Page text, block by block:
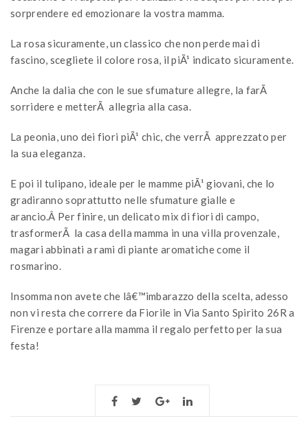
sorprendere ed emozionare la vostra mamma.
La rosa sicuramente, un classico che non perde mai di
fascino, scegliete il colore rosa, il piÃ¹ indicato sicuramente.
Anche la dalia che con le sue sfumature allegre, la farÃ
sorridere e metterÃ allegria alla casa.
La peonia, uno dei fiori piÃ¹ chic, che verrÃ apprezzato per
la sua eleganza.
E poi il tulipano, ideale per le mamme piÃ¹ giovani, che lo
gradiranno soprattutto nelle sfumature gialle e
arancio.Â Per finire, un delicato mix di fiori di campo,
trasformerÃ la casa della mamma in una villa provenzale,
magari abbinati a rami di piante aromatiche come il
rosmarino.
Insomma non avete che lâ€™imbarazzo della scelta, adesso
non vi resta che correre da Fiorile in Via Santo Spirito 26R a
Firenze e portare alla mamma il regalo perfetto per la sua
festa!